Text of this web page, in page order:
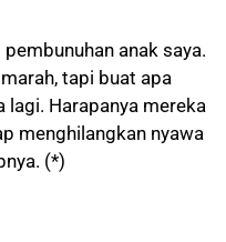
anak saya.
tapi buat apa
lagi. Harapanya mereka
menghilangkan nyawa
(*)